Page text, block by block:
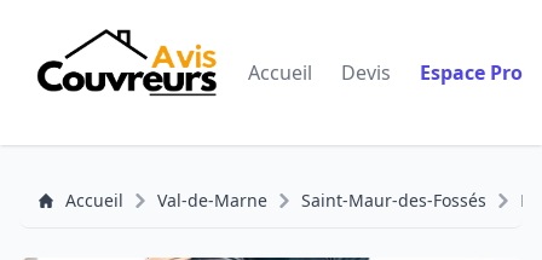
Accueil Devis Espace Pro
Accueil Val-de-Marne Saint-Maur-des-Fossés